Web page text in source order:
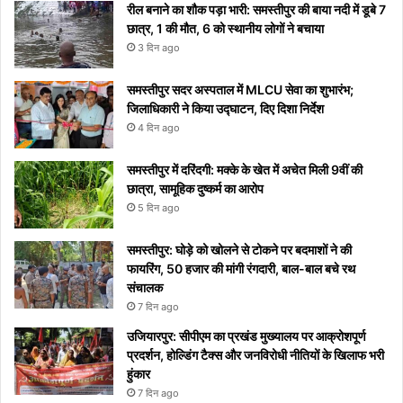
वाइरल
रील बनाने का शौक पड़ा भारी: समस्तीपुर की बाया नदी में डूबे 7
छात्र, 1 की मौत, 6 को स्थानीय लोगों ने बचाया
3 दिन ago
समस्तीपुर सदर अस्पताल में MLCU सेवा का शुभारंभ;
जिलाधिकारी ने किया उद्घाटन, दिए दिशा निर्देश
4 दिन ago
समस्तीपुर में दरिंदगी: मक्के के खेत में अचेत मिली 9वीं की
छात्रा, सामूहिक दुष्कर्म का आरोप
5 दिन ago
समस्तीपुर: घोड़े को खोलने से टोकने पर बदमाशों ने की
फायरिंग, 50 हजार की मांगी रंगदारी, बाल-बाल बचे रथ
संचालक
7 दिन ago
उजियारपुर: सीपीएम का प्रखंड मुख्यालय पर आक्रोशपूर्ण
प्रदर्शन, होल्डिंग टैक्स और जनविरोधी नीतियों के खिलाफ भरी
हुंकार
7 दिन ago